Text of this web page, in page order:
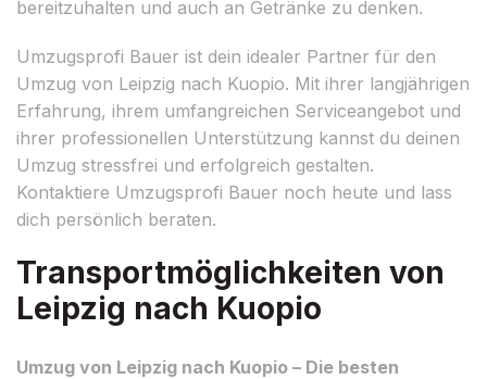
bereitzuhalten und auch an Getränke zu denken.
Umzugsprofi Bauer ist dein idealer Partner für den
Umzug von Leipzig nach Kuopio. Mit ihrer langjährigen
Erfahrung, ihrem umfangreichen Serviceangebot und
ihrer professionellen Unterstützung kannst du deinen
Umzug stressfrei und erfolgreich gestalten.
Kontaktiere Umzugsprofi Bauer noch heute und lass
dich persönlich beraten.
Transportmöglichkeiten von
Leipzig nach Kuopio
Umzug von Leipzig nach Kuopio – Die besten